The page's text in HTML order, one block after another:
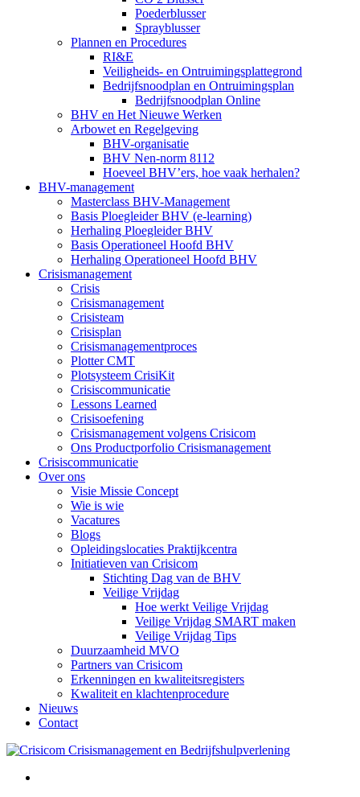
Poederblusser
Sprayblusser
Plannen en Procedures
RI&E
Veiligheids- en Ontruimingsplattegrond
Bedrijfsnoodplan en Ontruimingsplan
Bedrijfsnoodplan Online
BHV en Het Nieuwe Werken
Arbowet en Regelgeving
BHV-organisatie
BHV Nen-norm 8112
Hoeveel BHV’ers, hoe vaak herhalen?
BHV-management
Masterclass BHV-Management
Basis Ploegleider BHV (e-learning)
Herhaling Ploegleider BHV
Basis Operationeel Hoofd BHV
Herhaling Operationeel Hoofd BHV
Crisismanagement
Crisis
Crisismanagement
Crisisteam
Crisisplan
Crisismanagementproces
Plotter CMT
Plotsysteem CrisiKit
Crisiscommunicatie
Lessons Learned
Crisisoefening
Crisismanagement volgens Crisicom
Ons Productporfolio Crisismanagement
Crisiscommunicatie
Over ons
Visie Missie Concept
Wie is wie
Vacatures
Blogs
Opleidingslocaties Praktijkcentra
Initiatieven van Crisicom
Stichting Dag van de BHV
Veilige Vrijdag
Hoe werkt Veilige Vrijdag
Veilige Vrijdag SMART maken
Veilige Vrijdag Tips
Duurzaamheid MVO
Partners van Crisicom
Erkenningen en kwaliteitsregisters
Kwaliteit en klachtenprocedure
Nieuws
Contact